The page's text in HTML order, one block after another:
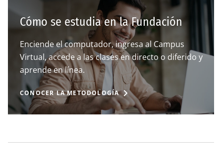
Cómo se estudia en la Fundación
Enciende el computador, ingresa al Campus
Virtual, accede a las clases en directo o diferido y
aprende en línea.
CONOCER LA METODOLOGÍA